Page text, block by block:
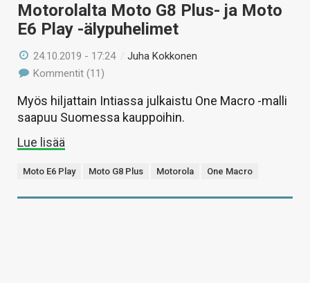
Motorolalta Moto G8 Plus- ja Moto
E6 Play -älypuhelimet
24.10.2019 - 17:24 /Juha Kokkonen
Kommentit (11)
Myös hiljattain Intiassa julkaistu One Macro -malli
saapuu Suomessa kauppoihin.
Lue lisää
Moto E6 Play Moto G8 Plus Motorola One Macro